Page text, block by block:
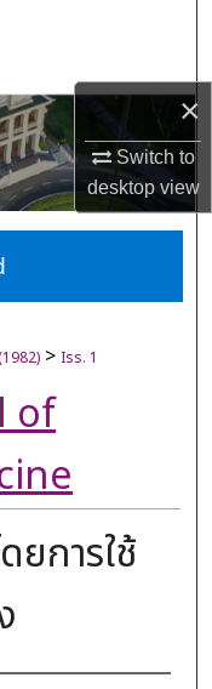
×
Switch to
desktopview
> Iss. 1
of
ยการใช้